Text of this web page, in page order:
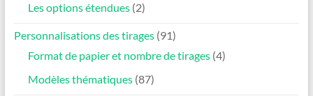
Les options étendues (2)
Personnalisations des tirages (91)
Format de papier et nombre de tirages (4)
Modèles thématiques (87)